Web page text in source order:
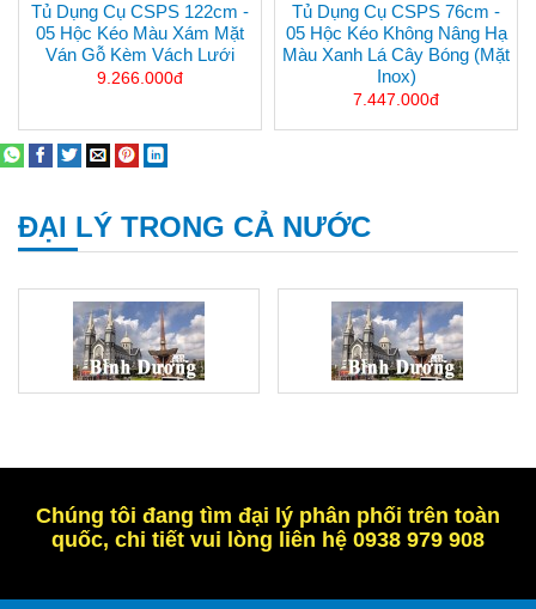
Tủ Dụng Cụ CSPS 122cm -
05 Hộc Kéo Màu Xám Mặt
Ván Gỗ Kèm Vách Lưới
9.266.000đ
Tủ Dụng Cụ CSPS 76cm -
05 Hộc Kéo Không Nâng Hạ
Màu Xanh Lá Cây Bóng (mặt
Inox)
7.447.000đ
ĐẠI LÝ TRONG CẢ NƯỚC
Chúng tôi đang tìm đại lý phân phối trên toàn
quốc, chi tiết vui lòng liên hệ 0938 979 908